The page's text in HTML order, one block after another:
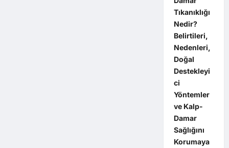
Tıkanıklığı
Nedir?
Belirtileri,
Nedenleri,
Doğal
Destekleyi
ci
Yöntemler
ve Kalp-
Damar
Sağlığını
Korumaya